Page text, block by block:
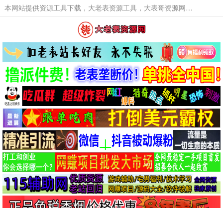
本网站提供资源工具下载，大老表资源工具，大表哥资源网软件工具，大老表资源下载，活动线报福利资源分享,活动线报，大型网游经典游戏，网络热门技术游戏辅助交流与分享。